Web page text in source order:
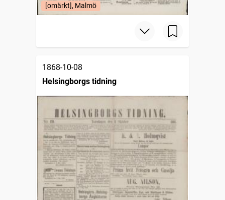
[omärkt], Malmö
1868-10-08
Helsingborgs tidning